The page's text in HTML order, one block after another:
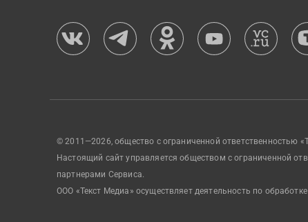
© 2011—2026, общество с ограниченной ответственностью
Настоящий сайт управляется обществом с ограниченной
партнерами Сервиса.
ООО «Текст Медиа» осуществляет деятельность по